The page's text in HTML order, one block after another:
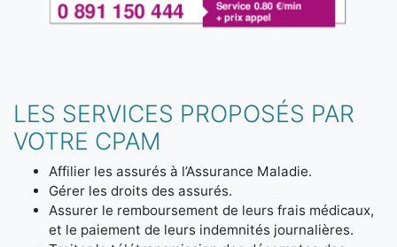
LES SERVICES PROPOSÉS PAR
VOTRE CPAM
Affilier les assurés à l’Assurance Maladie.
Gérer les droits des assurés.
Assurer le remboursement de leurs frais médicaux,
et le paiement de leurs indemnités journalières.